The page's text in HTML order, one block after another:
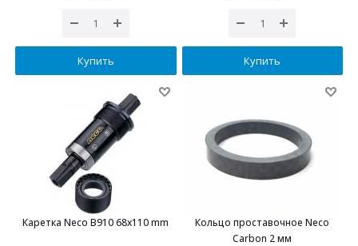
Купить Купить
Каретка Neco B910 68х110 mm
Кольцо проставочное Neco
Carbon 2 мм